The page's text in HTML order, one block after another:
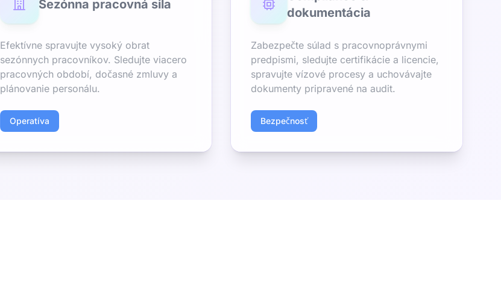
Sezónna pracovná sila
Efektívne spravujte vysoký obrat
sezónnych pracovníkov. Sledujte viacero
pracovných období, dočasné zmluvy a
plánovanie personálu.
Operatíva
dokumentácia
Zabezpečte súlad s pracovnoprávnymi
predpismi, sledujte certifikácie a licencie,
spravujte vízové procesy a uchovávajte
dokumenty pripravené na audit.
Bezpečnosť